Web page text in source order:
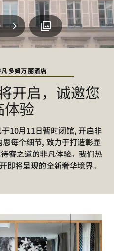
下一页
多姆万丽酒店
开启，诚邀您
体验
10月11日暂时闭馆, 开启非
每个细节, 致力于打造彰显
客之道的非凡体验。我们热
即将呈现的全新奢华境界。